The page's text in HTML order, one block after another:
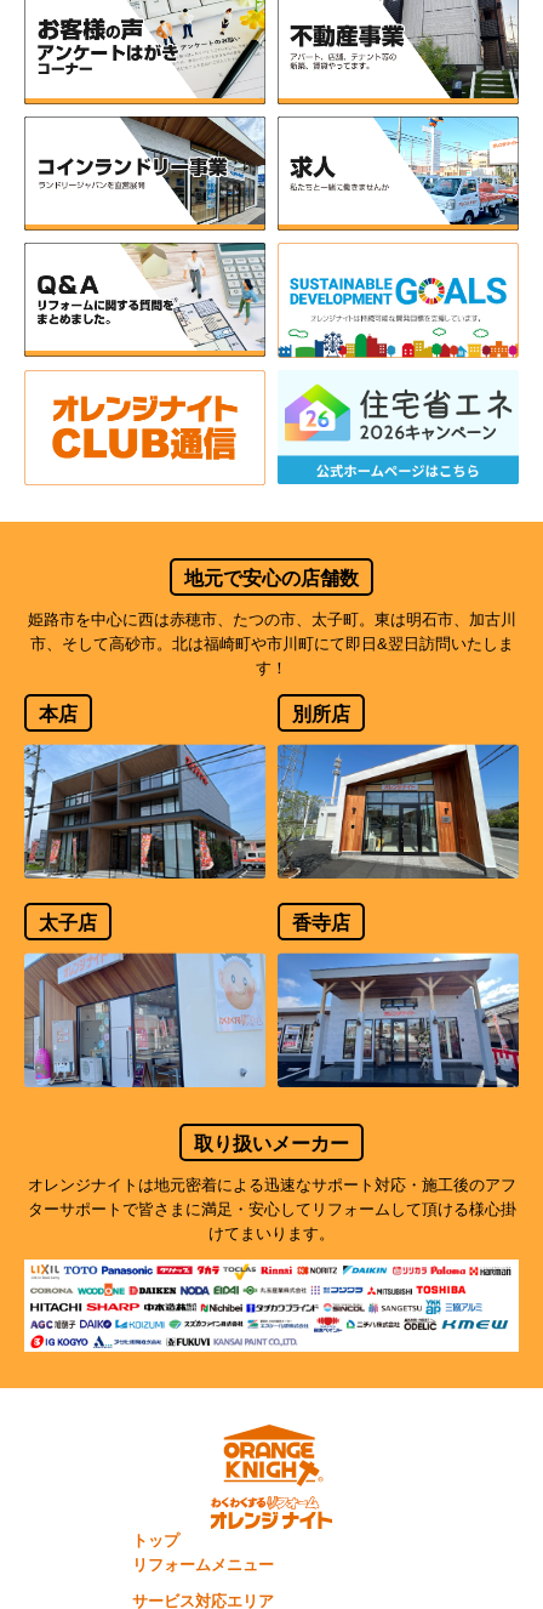
地元で安心の店舗数
姫路市を中心に西は赤穂市、たつの市、太子町。東は明石市、加古川
市、そして高砂市。北は福崎町や市川町にて即日&翌日訪問いたしま
す！
本店 別所店
太子店 香寺店
取り扱いメーカー
オレンジナイトは地元密着による迅速なサポート対応・施工後のアフ
ターサポートで皆さまに満足・安心してリフォームして頂ける様心掛
けてまいります。
トップ
リフォームメニュー
サービス対応エリア